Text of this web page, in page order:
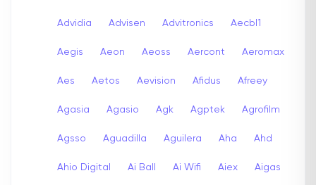
Advidia Advisen Advitronics Aecbl1
Aegis Aeon Aeoss Aercont Aeromax
Aes Aetos Aevision Afidus Afreey
Agasia Agasio Agk Agptek Agrofilm
Agsso Aguadilla Aguilera Aha Ahd
Ahio Digital Ai Ball Ai Wifi Aiex Aigas